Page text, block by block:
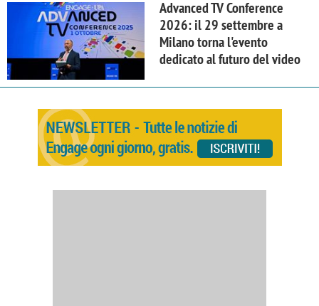
Advanced TV Conference
2026: il 29 settembre a
Milano torna l'evento
dedicato al futuro del video